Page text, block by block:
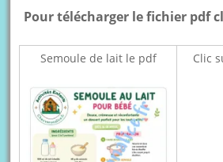
Pour télécharger le fichier pdf
Semoule de lait le pdf
Clic